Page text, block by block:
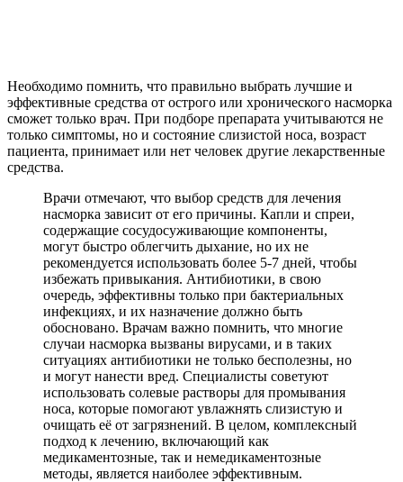
Необходимо помнить, что правильно выбрать лучшие и
эффективные средства от острого или хронического насморка
сможет только врач. При подборе препарата учитываются не
только симптомы, но и состояние слизистой носа, возраст
пациента, принимает или нет человек другие лекарственные
средства.
Врачи отмечают, что выбор средств для лечения
насморка зависит от его причины. Капли и спреи,
содержащие сосудосуживающие компоненты,
могут быстро облегчить дыхание, но их не
рекомендуется использовать более 5-7 дней, чтобы
избежать привыкания. Антибиотики, в свою
очередь, эффективны только при бактериальных
инфекциях, и их назначение должно быть
обосновано. Врачам важно помнить, что многие
случаи насморка вызваны вирусами, и в таких
ситуациях антибиотики не только бесполезны, но
и могут нанести вред. Специалисты советуют
использовать солевые растворы для промывания
носа, которые помогают увлажнять слизистую и
очищать её от загрязнений. В целом, комплексный
подход к лечению, включающий как
медикаментозные, так и немедикаментозные
методы, является наиболее эффективным.